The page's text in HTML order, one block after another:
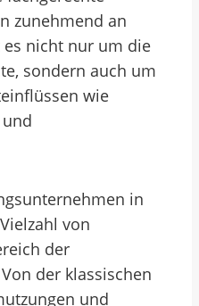
zunehmend an
es nicht nur um die
sondern auch um
wie
in
von
der
der klassischen
und